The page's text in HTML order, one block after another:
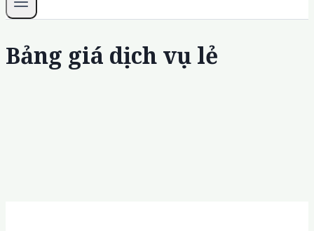
Bảng giá dịch vụ lẻ